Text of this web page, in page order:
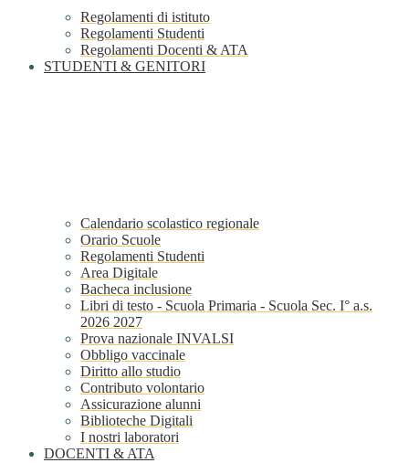
Regolamenti di istituto
Regolamenti Studenti
Regolamenti Docenti & ATA
STUDENTI & GENITORI
Calendario scolastico regionale
Orario Scuole
Regolamenti Studenti
Area Digitale
Bacheca inclusione
Libri di testo - Scuola Primaria - Scuola Sec. I° a.s.
2026 2027
Prova nazionale INVALSI
Obbligo vaccinale
Diritto allo studio
Contributo volontario
Assicurazione alunni
Biblioteche Digitali
I nostri laboratori
DOCENTI & ATA